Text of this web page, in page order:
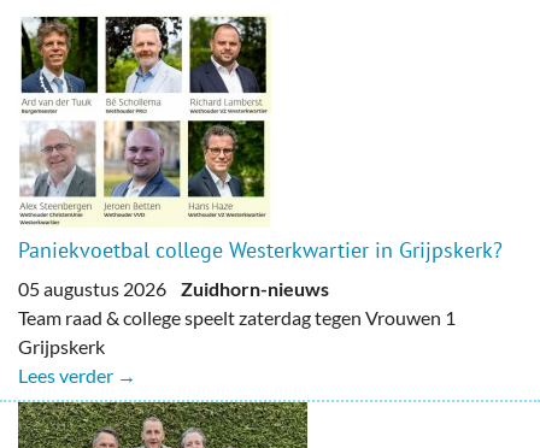
Paniekvoetbal college Westerkwartier in Grijpskerk?
05 augustus 2026 Zuidhorn-nieuws
Team raad & college speelt zaterdag tegen Vrouwen 1
Grijpskerk
Lees verder →